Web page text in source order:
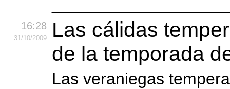
16:28
31/10/2009
Las cálidas
de la temporada
Las veraniegas